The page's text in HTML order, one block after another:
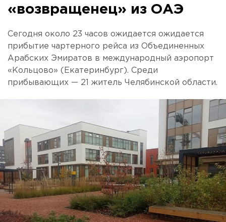
«возвращенец» из ОАЭ
Сегодня около 23 часов ожидается ожидается
прибытие чартерного рейса из Объединенных
Арабских Эмиратов в международный аэропорт
«Кольцово» (Екатеринбург). Среди
прибывающих — 21 житель Челябинской области.